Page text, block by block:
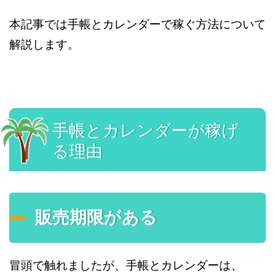
本記事では手帳とカレンダーで稼ぐ方法について
解説します。
手帳とカレンダーが稼げ
る理由
販売期限がある
冒頭で触れましたが、手帳とカレンダーは、